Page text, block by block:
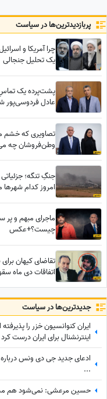
پربازدید‌ترین‌ها در سیاست
چرا آمریکا و
یک تحلیل جنجالی
پشت‌پرده یک
عادل فردوسی‌پور
تصاویری که خشم
وطن‌فروشان چه
جنگِ تنگه؛
امروز کدام شهرها
ماجرای مبهم و پر
چیست؟+عکس
تقاضای کیهان
اتفاقات دی ماه
جدید‌ترین‌ها در سیاست
ایران کنوانسیون خزر را
اینترنشنال برای ایران درست کرد
ادعای جدید جی دی ونس درباره
...
حسین مرعشی: نمی‌شود هم